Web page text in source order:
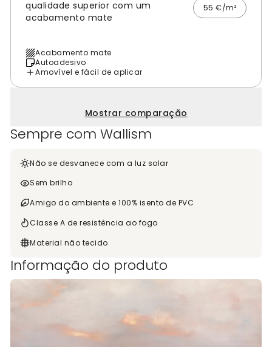
qualidade superior com um
acabamento mate
55 €/m²
Acabamento mate
Autoadesivo
Amovível e fácil de aplicar
Mostrar comparação
Sempre com Wallism
Não se desvanece com a luz solar
Sem brilho
Amigo do ambiente e 100% isento de PVC
Classe A de resistência ao fogo
Material não tecido
Informação do produto